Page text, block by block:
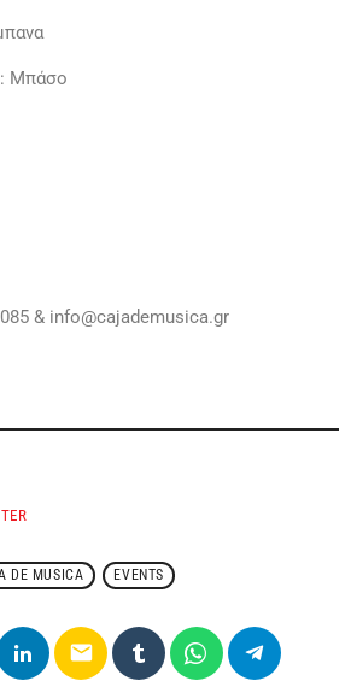
Μπάσο
& info@cajademusica.gr
DE MUSICA EVENTS
email